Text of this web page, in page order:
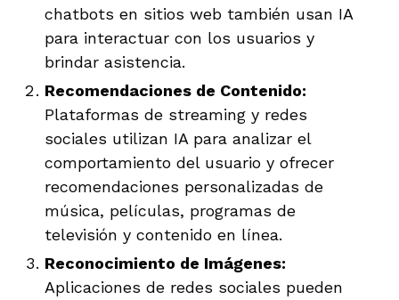
chatbots en sitios web también usan IA
para interactuar con los usuarios y
brindar asistencia.
Recomendaciones de Contenido:
Plataformas de streaming y redes
sociales utilizan IA para analizar el
comportamiento del usuario y ofrecer
recomendaciones personalizadas de
música, películas, programas de
televisión y contenido en línea.
Reconocimiento de Imágenes:
Aplicaciones de redes sociales pueden